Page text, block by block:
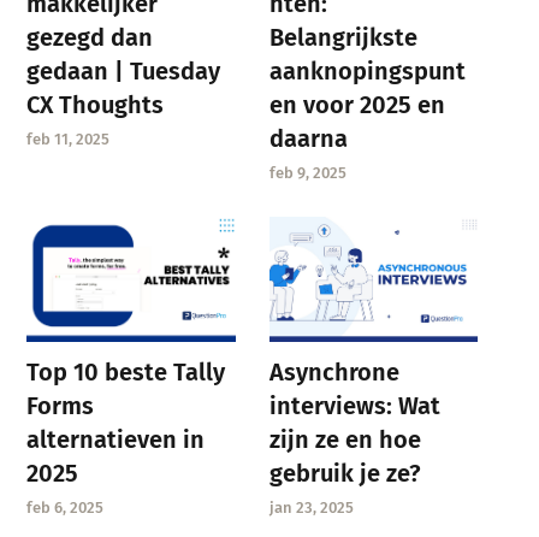
gezegd dan
gedaan | Tuesday
CX Thoughts
feb 11, 2025
Belangrijkste
aanknopingspunt
en voor 2025 en
daarna
feb 9, 2025
Top 10 beste Tally
Forms
alternatieven in
2025
feb 6, 2025
Asynchrone
interviews: Wat
zijn ze en hoe
gebruik je ze?
jan 23, 2025